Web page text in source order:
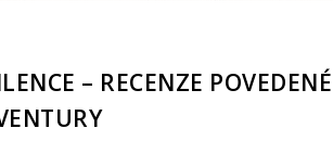
– RECENZE POVEDENÉ